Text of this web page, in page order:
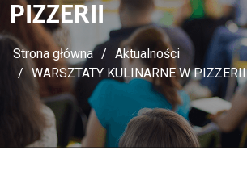
PIZZERII
Strona główna
Aktualności
WARSZTATY KULINARNE W PIZZERII